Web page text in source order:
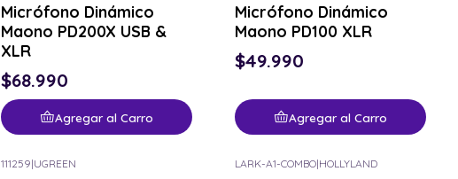
Micrófono Dinámico
Maono PD200X USB &
XLR
$68.990
Agregar al Carro
Micrófono Dinámico
Maono PD100 XLR
$49.990
Agregar al Carro
111259|UGREEN LARK-A1-COMBO|HOLLYLAND